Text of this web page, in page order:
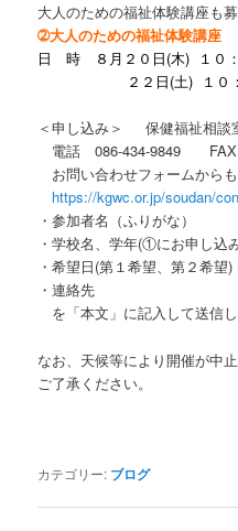
大人のための福祉体験講座も
➁大人のための福祉体験講座
日 時 ８月２０日(木) １０
２２日(土) １０
＜申し込み＞ 保健福祉相談
電話 086-434-9849 FAX
お問い合わせフォームから
https://kgwc.or.jp/soudan/
・参加者名（ふりがな）
・学校名、学年(①にお申し込
・希望日(第１希望、第２希望)
・連絡先
を「本文」に記入して送信
なお、天候等により開催が中
ご了承ください。
カテゴリー: ブログ